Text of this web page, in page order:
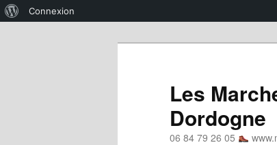
Connexion
Les
Dordogne
06 84 79 26 05